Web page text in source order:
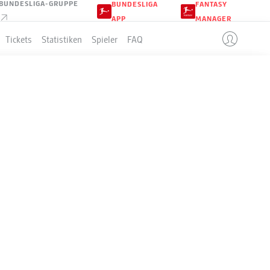
GRUPPE
BUNDESLIGA
APP
FANTASY
MANAGER
Tickets Statistiken Spieler FAQ